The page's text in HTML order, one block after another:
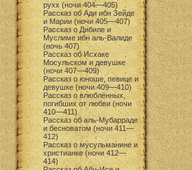
рухх (ночи 404—405)
Рассказ об Ади ибн Зейде
и Марии (ночи 405—407)
Рассказ о Дибиле и
Муслиме ибн аль-Валиде
(ночь 407)
Рассказ об Исхаке
Мосульском и девушке
(ночи 407—409)
Рассказ о юноше, певице и
девушке (ночи 409—410)
Рассказ о влюблённых,
погибших от любви (ночи
410—411)
Рассказ об аль-Мубарраде
и бесноватом (ночи 411—
412)
Рассказ о мусульманине и
христианке (ночи 412—
414)